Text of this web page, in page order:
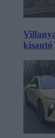
kisautó